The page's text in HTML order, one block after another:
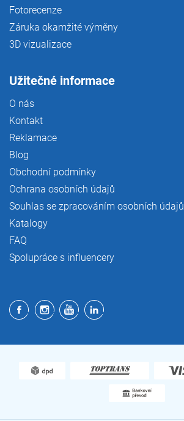
Fotorecenze
Záruka okamžité výměny
3D vizualizace
Užitečné informace
O nás
Kontakt
Reklamace
Blog
Obchodní podmínky
Ochrana osobních údajů
Souhlas se zpracováním osobních údajů
Katalogy
FAQ
Spolupráce s influencery